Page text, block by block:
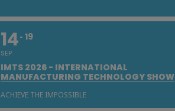
14
SEP
19
IMTS 2026 - INTERNATIONAL
MANUFACTURING TECHNOLOGY SHOW
ACHIEVE THE IMPOSSIBLE